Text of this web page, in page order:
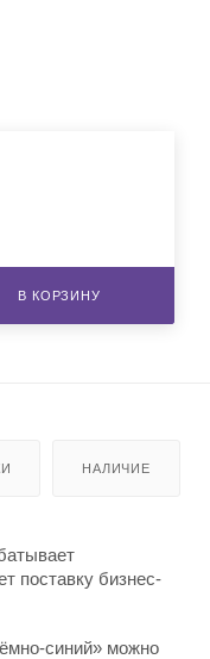
В КОРЗИНУ
НАЛИЧИЕ
поставку бизнес-
синий» можно